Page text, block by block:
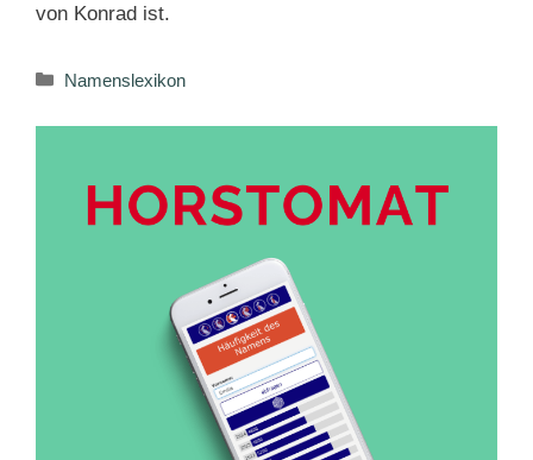
von Konrad ist.
Kategorien
Namenslexikon